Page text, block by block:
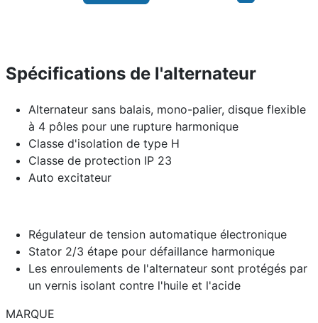
Spécifications de l'alternateur
Alternateur sans balais, mono-palier, disque flexible
à 4 pôles pour une rupture harmonique
Classe d'isolation de type H
Classe de protection IP 23
Auto excitateur
Régulateur de tension automatique électronique
Stator 2/3 étape pour défaillance harmonique
Les enroulements de l'alternateur sont protégés par
un vernis isolant contre l'huile et l'acide
MARQUE